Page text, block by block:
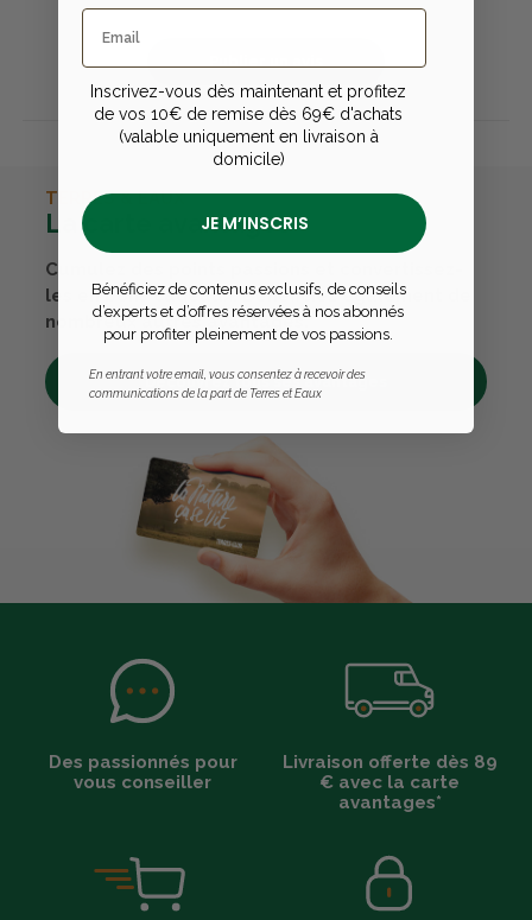
TERRES & EAUX
La carte avantages
Cumulez des points passions et convertissez-
les en bons cadeaux. Bénéficiez également de
nombreux autres avantages.
Découvrez tous ses avantages
Des passionnés pour
vous conseiller
Livraison offerte dès 89
€ avec la carte
avantages*
Inscrivez-vous dès maintenant et profitez
de vos 10€ de remise dès 69€ d'achats
(valable uniquement en livraison à
domicile)
JE M’INSCRIS
Bénéficiez de contenus exclusifs, de conseils
d’experts et d’offres réservées à nos abonnés
pour profiter pleinement de vos passions.
En entrant votre email, vous consentez à recevoir des
communications de la part de Terres et Eaux